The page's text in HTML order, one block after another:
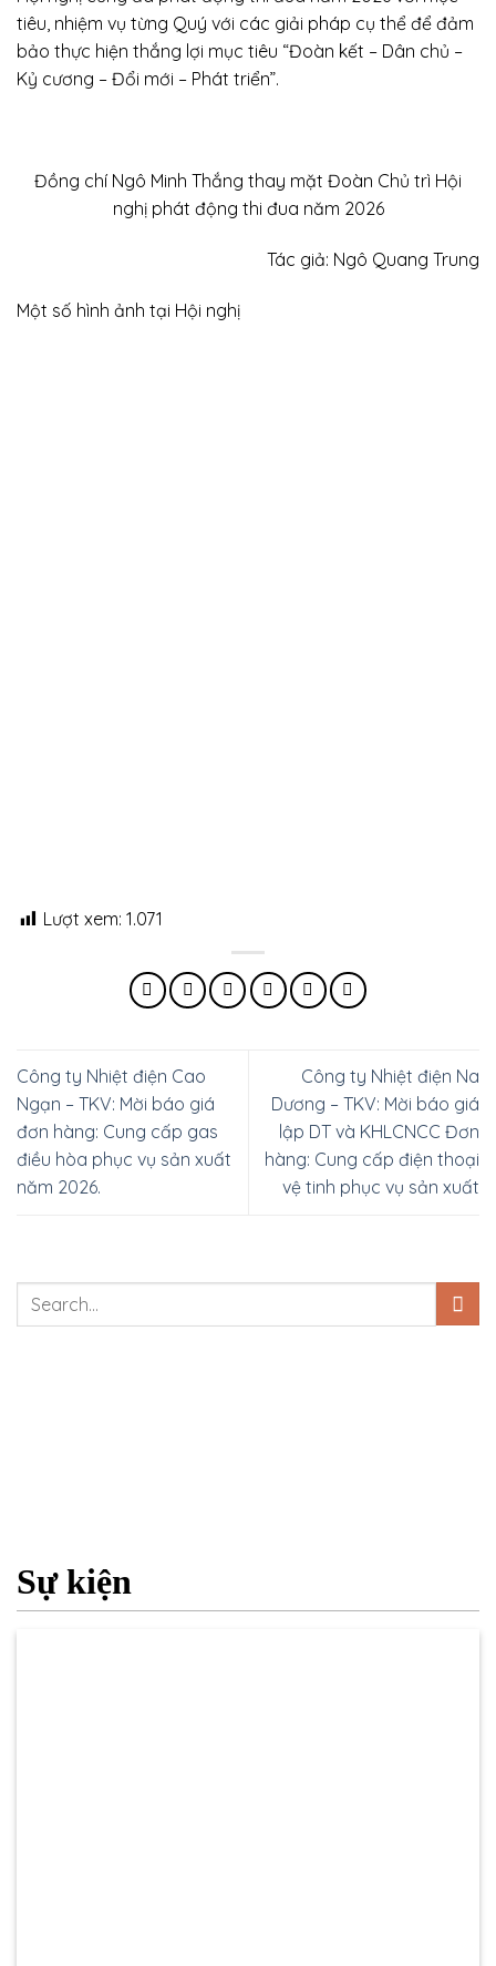
tiêu, nhiệm vụ từng Quý với các giải pháp cụ thể để đảm
bảo thực hiện thắng lợi mục tiêu “Đoàn kết – Dân chủ –
Kỷ cương – Đổi mới – Phát triển”.
Đồng chí Ngô Minh Thắng thay mặt Đoàn Chủ trì Hội
nghị phát động thi đua năm 2026
Tác giả: Ngô Quang Trung
Một số hình ảnh tại Hội nghị
Lượt xem: 1.071
Công ty Nhiệt điện Cao
Ngạn – TKV: Mời báo giá
đơn hàng: Cung cấp gas
điều hòa phục vụ sản xuất
năm 2026.
Công ty Nhiệt điện Na
Dương – TKV: Mời báo giá
lập DT và KHLCNCC Đơn
hàng: Cung cấp điện thoại
vệ tinh phục vụ sản xuất
Sự kiện